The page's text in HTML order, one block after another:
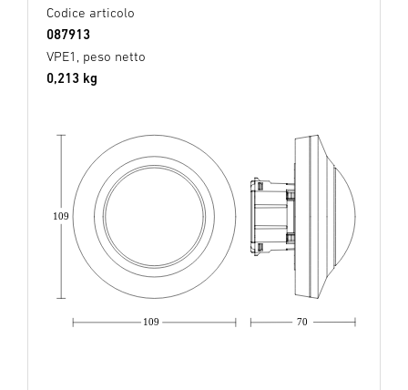
Codice articolo
087913
VPE1, peso netto
0,213 kg
70
109
109